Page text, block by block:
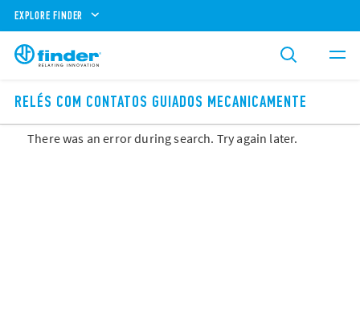
EXPLORE FINDER
RELÉS COM CONTATOS GUIADOS MECANICAMENTE
There was an error during search. Try again later.